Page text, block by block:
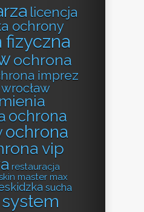
licencja
ochrony
fizyczna
ochrona
imprez
ochrona
ochrona
vip
restauracja
master max
sucha
system